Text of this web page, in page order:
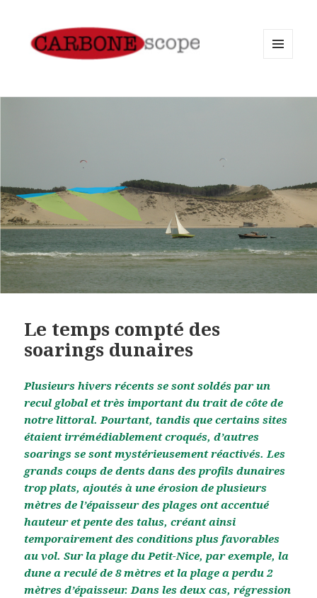
Le temps compté des
soarings dunaires
Plusieurs hivers récents se sont soldés par un
recul global et très important du trait de côte de
notre littoral. Pourtant, tandis que certains sites
étaient irrémédiablement croqués, d’autres
soarings se sont mystérieusement réactivés. Les
grands coups de dents dans des profils dunaires
trop plats, ajoutés à une érosion de plusieurs
mètres de l’épaisseur des plages ont accentué
hauteur et pente des talus, créant ainsi
temporairement des conditions plus favorables
au vol. Sur la plage du Petit-Nice, par exemple, la
dune a reculé de 8 mètres et la plage a perdu 2
mètres d’épaisseur. Dans les deux cas, régression